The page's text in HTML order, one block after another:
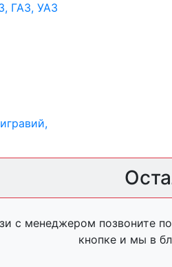
ГАЗ, УАЗ
с менеджером позвоните
кнопке и мы в